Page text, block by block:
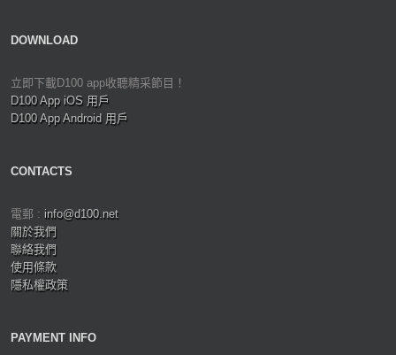
DOWNLOAD
立即下載D100 app收聽精采節目！
D100 App iOS 用戶
D100 App Android 用戶
CONTACTS
電郵 : info@d100.net
關於我們
聯絡我們
使用條款
隱私權政策
PAYMENT INFO